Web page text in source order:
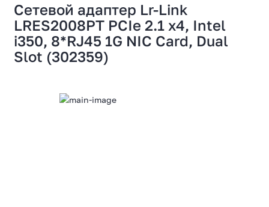
Сетевой адаптер Lr-Link
LRES2008PT PCIe 2.1 x4, Intel
i350, 8*RJ45 1G NIC Card, Dual
Slot (302359)